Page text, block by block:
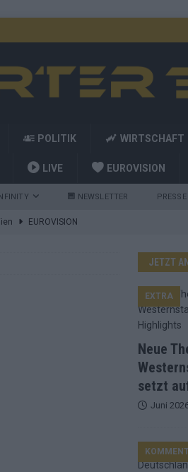
POLITIK WIRTSCHAFT
LIVE EUROVISION
NEWSLETTER PRESSE
EUROVISION
als Spiegel des
– alle Acts im
provinziell – das Fazit zum
JETZT
Neue
setzt
EXTRA
Juni